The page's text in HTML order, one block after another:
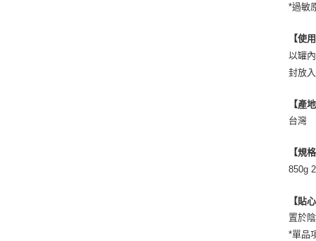
*過敏
【使
以罐
封放
【產
台灣
【規
850g
【貼
置於
*單品